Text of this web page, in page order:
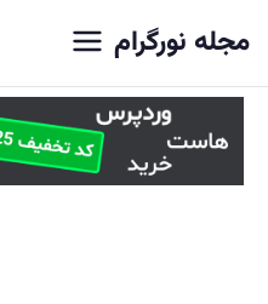
مجله نورگرام